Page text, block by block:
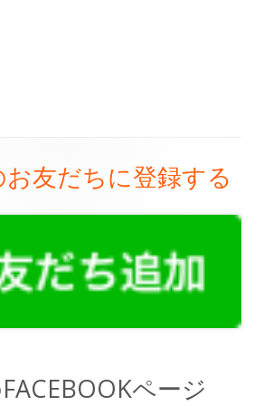
友だちに登録する
ページ